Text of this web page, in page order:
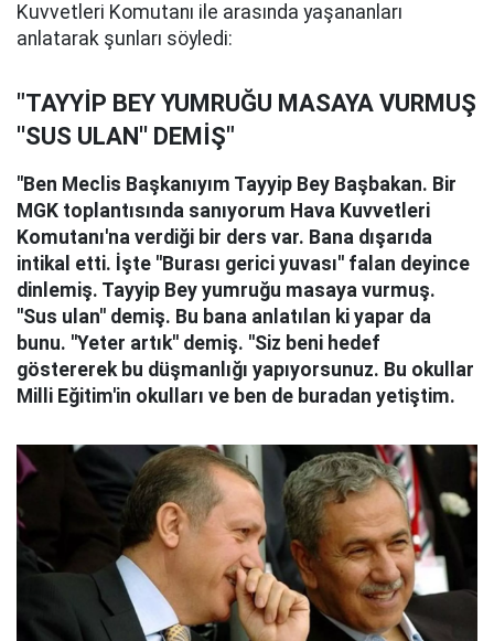
Kuvvetleri Komutanı ile arasında yaşananları
anlatarak şunları söyledi:
"TAYYİP BEY YUMRUĞU MASAYA VURMUŞ
''SUS ULAN'' DEMİŞ"
"Ben Meclis Başkanıyım Tayyip Bey Başbakan. Bir
MGK toplantısında sanıyorum Hava Kuvvetleri
Komutanı'na verdiği bir ders var. Bana dışarıda
intikal etti. İşte ''Burası gerici yuvası'' falan deyince
dinlemiş. Tayyip Bey yumruğu masaya vurmuş.
''Sus ulan'' demiş. Bu bana anlatılan ki yapar da
bunu. ''Yeter artık'' demiş. ''Siz beni hedef
göstererek bu düşmanlığı yapıyorsunuz. Bu okullar
Milli Eğitim'in okulları ve ben de buradan yetiştim.